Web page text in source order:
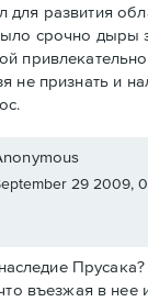
для развития
срочно дыры
не признать и
29 2009,
въезжая в нее